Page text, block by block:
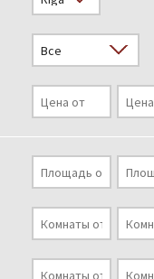
Предприятие
Услуги
Kонтакты